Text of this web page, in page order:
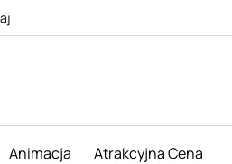
Animacja Atrakcyjna Cena